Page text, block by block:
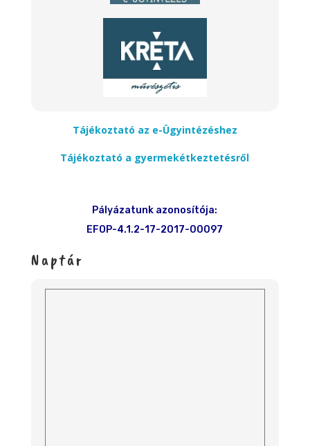
Tájékoztató az e-Ügyintézéshez
Tájékoztató a gyermekétkeztetésről
Pályázatunk azonosítója:
EFOP-4.1.2-17-2017-00097
Naptár